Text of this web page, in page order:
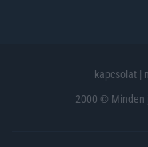
kapcsolat |
2000 © Minden